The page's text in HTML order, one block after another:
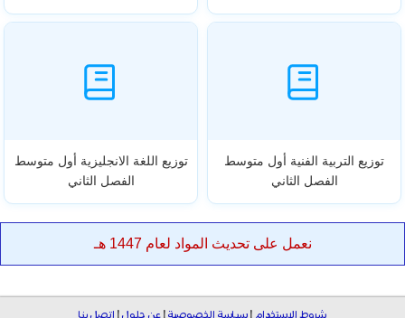
توزيع التربية الفنية أول متوسط
الفصل الثاني
توزيع اللغة الانجليزية أول متوسط
الفصل الثاني
نعمل على تحديث المواد لعام 1447 هـ
شروط الاستخدام | سياسة الخصوصية | عن حلول | اتصل بنا